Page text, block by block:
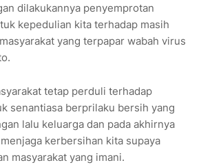
dilakukannya penyemprotan
kepedulian kita terhadap masih
yang terpapar wabah virus
tetap perduli terhadap
senantiasa berprilaku bersih yang
lalu keluarga dan pada akhirnya
kerbersihan kita supaya
masyarakat yang imani.